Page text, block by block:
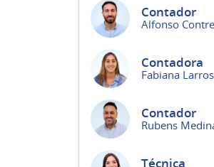
Contador
Alfonso
Contadora
Fabiana
Contador
Rubens
Técnica